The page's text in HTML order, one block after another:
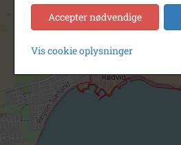
Accepter nødvendige
Vis cookie oplysninger